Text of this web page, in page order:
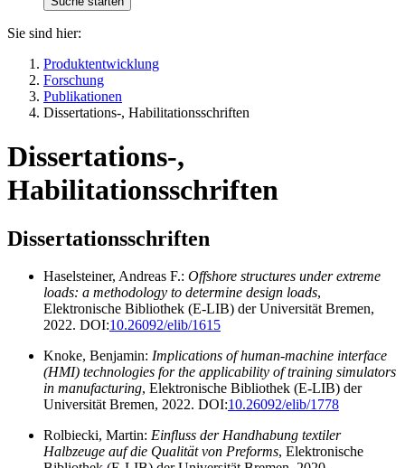
Sie sind hier:
Produktentwicklung
Forschung
Publikationen
Dissertations-, Habilitationsschriften
Dissertations-,
Habilitationsschriften
Dissertationsschriften
Haselsteiner, Andreas F.: Offshore structures under extreme
loads: a methodology to determine design loads,
Elektronische Bibliothek (E-LIB) der Universität Bremen,
2022. DOI:10.26092/elib/1615
Knoke, Benjamin: Implications of human-machine interface
(HMI) technologies for the applicability of training simulators
in manufacturing, Elektronische Bibliothek (E-LIB) der
Universität Bremen, 2022. DOI:10.26092/elib/1778
Rolbiecki, Martin: Einfluss der Handhabung textiler
Halbzeuge auf die Qualität von Preforms, Elektronische